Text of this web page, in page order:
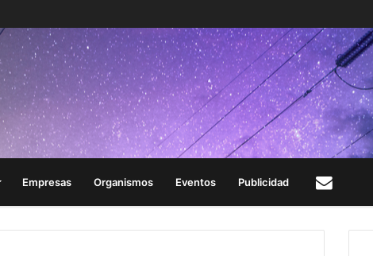
Empresas Organismos Eventos Publicidad